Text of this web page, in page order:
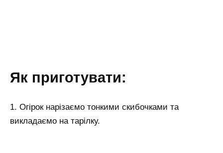
Як приготувати:
1. Огірок нарізаємо тонкими скибочками та
викладаємо на тарілку.